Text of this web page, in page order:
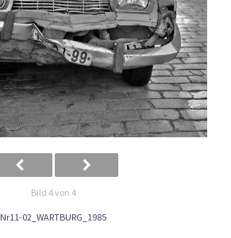
Bild 4 von 4
Nr11-02_WARTBURG_1985